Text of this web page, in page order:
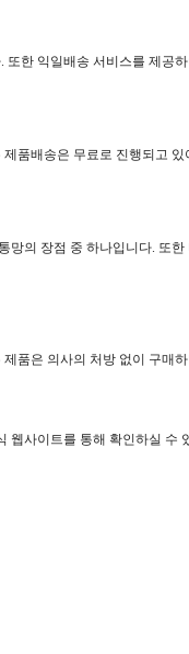
한 익일배송 서비스를 제공
품배송은 무료로 진행되고
의 장점 중 하나입니다. 또
은 의사의 처방 없이 구
웹사이트를 통해 확인하실 수